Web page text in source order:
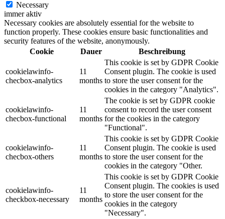
Necessary
immer aktiv
Necessary cookies are absolutely essential for the website to
function properly. These cookies ensure basic functionalities and
security features of the website, anonymously.
Cookie
Dauer Beschreibung
cookielawinfo-
checbox-analytics
11
months
This cookie is set by GDPR Cookie
Consent plugin. The cookie is used
to store the user consent for the
cookies in the category "Analytics".
cookielawinfo-
checbox-functional
11
months
The cookie is set by GDPR cookie
consent to record the user consent
for the cookies in the category
"Functional".
cookielawinfo-
checbox-others
11
months
This cookie is set by GDPR Cookie
Consent plugin. The cookie is used
to store the user consent for the
cookies in the category "Other.
cookielawinfo-
checkbox-necessary
11
months
This cookie is set by GDPR Cookie
Consent plugin. The cookies is used
to store the user consent for the
cookies in the category
"Necessary".